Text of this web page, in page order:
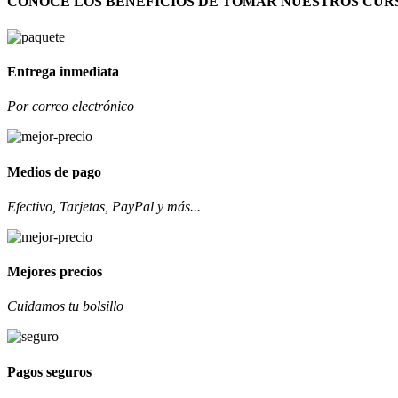
Entrega inmediata
Por correo electrónico
Medios de pago
Efectivo, Tarjetas, PayPal y más...
Mejores precios
Cuidamos tu bolsillo
Pagos seguros